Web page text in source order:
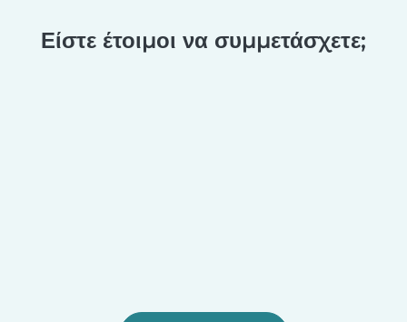
Είστε έτοιμοι να συμμετάσχετε;